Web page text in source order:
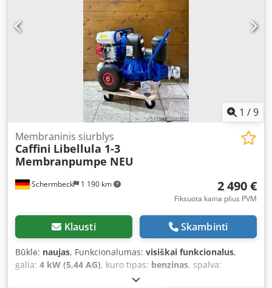
1 /9
Schermbeck 1 190 km
Membraninis siurblys
Caffini Libellula 1-3
Membranpumpe NEU
2 490 €
Fiksuota kaina plius PVM
Klausti Skambinti
Būklė: naujas, Funkcionalumas: visiškai funkcionalus,
galia: 4 kW (5,44 AG), kuro tipas: benzinas, spalva:
53 kg, Gamybos metai: